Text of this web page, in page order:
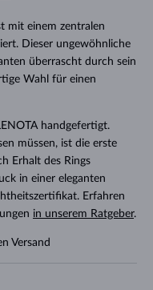
mit einem zentralen
Dieser ungewöhnliche
überrascht durch sein
Wahl für einen
handgefertigt.
müssen, ist die erste
Erhalt des Rings
in einer eleganten
Erfahren
in unserem Ratgeber.
Versand